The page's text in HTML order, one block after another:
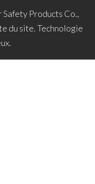
Products Co.,
du site. Technologie
.